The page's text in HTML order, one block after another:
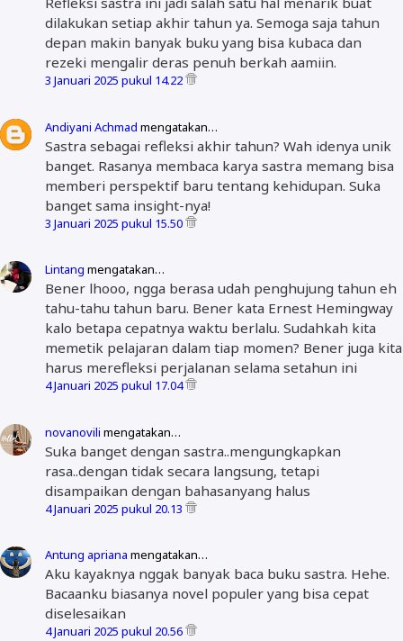
dilakukan setiap akhir tahun ya. Semoga saja tahun
depan makin banyak buku yang bisa kubaca dan
rezeki mengalir deras penuh berkah aamiin.
3 Januari 2025 pukul 14.22
Andiyani Achmad mengatakan…
Sastra sebagai refleksi akhir tahun? Wah idenya unik
banget. Rasanya membaca karya sastra memang bisa
memberi perspektif baru tentang kehidupan. Suka
banget sama insight-nya!
3 Januari 2025 pukul 15.50
Lintang mengatakan…
Bener lhooo, ngga berasa udah penghujung tahun eh
tahu-tahu tahun baru. Bener kata Ernest Hemingway
kalo betapa cepatnya waktu berlalu. Sudahkah kita
memetik pelajaran dalam tiap momen? Bener juga kita
harus merefleksi perjalanan selama setahun ini
4 Januari 2025 pukul 17.04
novanovili mengatakan…
Suka banget dengan sastra..mengungkapkan
rasa..dengan tidak secara langsung, tetapi
disampaikan dengan bahasanyang halus
4 Januari 2025 pukul 20.13
Antung apriana mengatakan…
Aku kayaknya nggak banyak baca buku sastra. Hehe.
Bacaanku biasanya novel populer yang bisa cepat
diselesaikan
4 Januari 2025 pukul 20.56